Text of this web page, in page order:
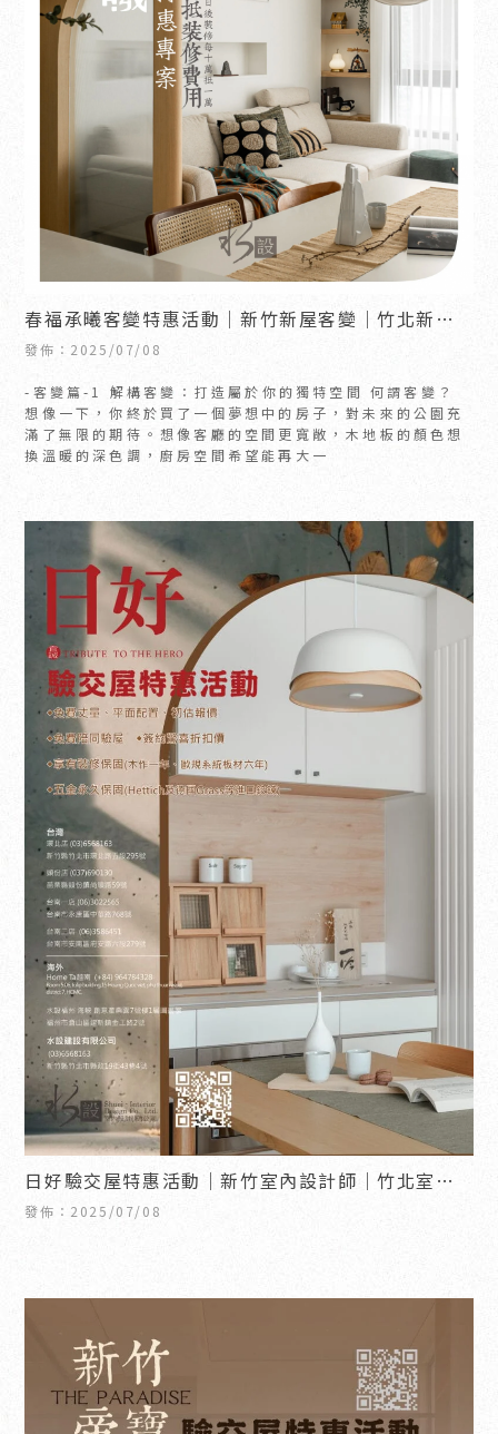
春福承曦客變特惠活動｜新竹新屋客變｜竹北新屋
客變
發佈：2025/07/08
-客變篇-1 解構客變：打造屬於你的獨特空間 何謂客變？
想像一下，你終於買了一個夢想中的房子，對未來的公園充
滿了無限的期待。想像客廳的空間更寬敞，木地板的顏色想
換溫暖的深色調，廚房空間希望能再大一
日好驗交屋特惠活動｜新竹室內設計師｜竹北室內
設計師
發佈：2025/07/08